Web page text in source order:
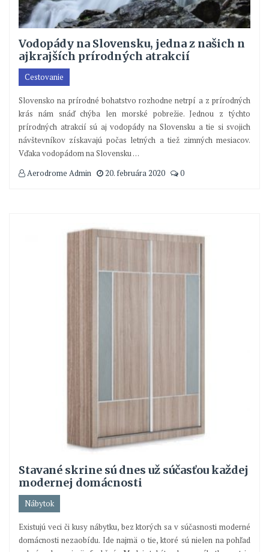
Vodopády na Slovensku, jedna z našich n
ajkrajších prírodných atrakcií
Cestovanie
Slovensko na prírodné bohatstvo rozhodne netrpí a z prírodných
krás nám snáď chýba len morské pobrežie. Jednou z týchto
prírodných atrakcií sú aj vodopády na Slovensku a tie si svojich
návštevníkov získavajú počas letných a tiež zimných mesiacov.
Vďaka vodopádom na Slovensku…
Aerodrome Admin
20. februára 2020 0
Stavané skrine sú dnes už súčasťou každej
modernej domácnosti
Nábytok
Existujú veci či kusy nábytku, bez ktorých sa v súčasnosti moderné
domácnosti nezaobídu. Ide najmä o tie, ktoré sú nielen na pohľad